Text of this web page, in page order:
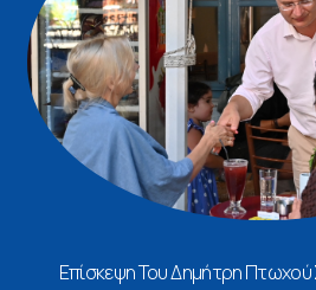
Επίσκεψη Του Δημήτρη Πτωχού